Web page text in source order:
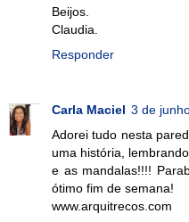
Beijos.
Claudia.
Responder
Carla Maciel 3 de
Adorei tudo nesta
uma história,
e as mandalas!!!!
ótimo fim de semana!
www.arquitrecos.com